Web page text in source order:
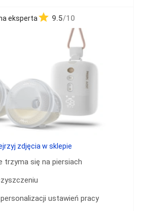
eksperta 9.5/10
trzyma się na piersiach
ustawień pracy
zdjęcia w sklepie